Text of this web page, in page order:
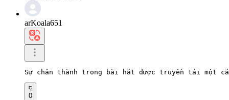
arKoala651
Sự chân thành trong bài hát được truyền tải một
0